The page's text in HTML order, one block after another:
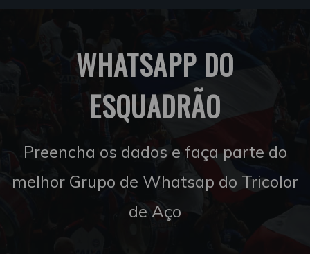
WHATSAPP DO
ESQUADRÃO
Preencha os dados e faça parte do
melhor Grupo de Whatsap do Tricolor
de Aço